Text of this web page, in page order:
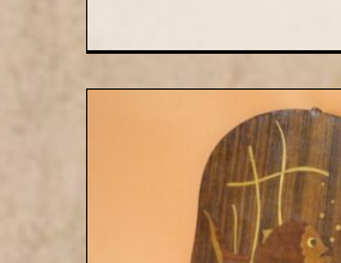
Antikes
Historismus